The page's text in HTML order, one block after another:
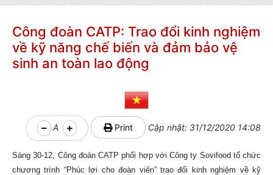
Công đoàn CATP: Trao đổi kinh nghiệm
về kỹ năng chế biến và đảm bảo vệ
sinh an toàn lao động
A Print Cập nhật: 31/12/2020 14:08
Sáng 30-12, Công đoàn CATP phối hợp với Công ty Sovifood tổ chức
chương trình “Phúc lợi cho đoàn viên” trao đổi kinh nghiệm về kỹ